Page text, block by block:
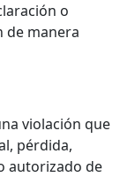
o
de manera
violación que
pérdida,
autorizado de